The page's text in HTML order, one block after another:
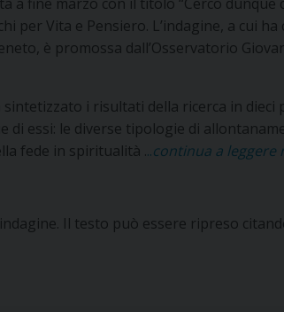
a fine marzo con il titolo “Cerco dunque
per Vita e Pensiero. L’indagine, a cui
è promossa dall’Osservatorio
sintetizzato i risultati della ricerca in dieci
di essi: le diverse tipologie di
fede in spiritualità ...continua a leggere
Il testo può essere ripreso